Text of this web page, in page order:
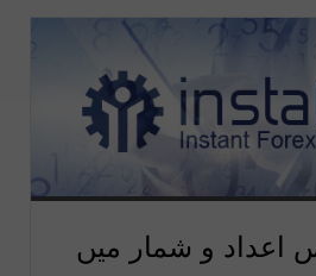
اعداد و شمار میں